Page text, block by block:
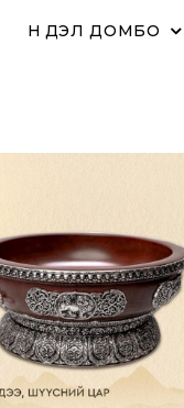
НҮҮДЭЛ ДОМБО